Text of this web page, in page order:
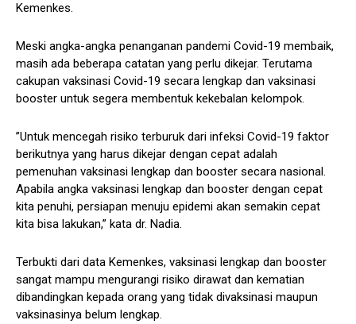
Kemenkes.
Meski angka-angka penanganan pandemi Covid-19 membaik,
masih ada beberapa catatan yang perlu dikejar. Terutama
cakupan vaksinasi Covid-19 secara lengkap dan vaksinasi
booster untuk segera membentuk kekebalan kelompok.
”Untuk mencegah risiko terburuk dari infeksi Covid-19 faktor
berikutnya yang harus dikejar dengan cepat adalah
pemenuhan vaksinasi lengkap dan booster secara nasional.
Apabila angka vaksinasi lengkap dan booster dengan cepat
kita penuhi, persiapan menuju epidemi akan semakin cepat
kita bisa lakukan,” kata dr. Nadia.
Terbukti dari data Kemenkes, vaksinasi lengkap dan booster
sangat mampu mengurangi risiko dirawat dan kematian
dibandingkan kepada orang yang tidak divaksinasi maupun
vaksinasinya belum lengkap.